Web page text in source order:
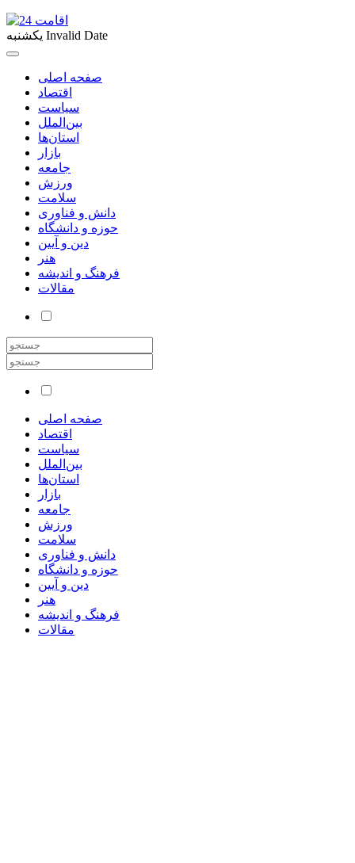
یکشنبه Invalid Date
صفحه اصلی
اقتصاد
سیاست
بین‌الملل
استان‌ها
بازار
جامعه
ورزش
سلامت
دانش و فناوری
حوزه و دانشگاه
دین و آیین
هنر
فرهنگ و اندیشه
مقالات
صفحه اصلی
اقتصاد
سیاست
بین‌الملل
استان‌ها
بازار
جامعه
ورزش
سلامت
دانش و فناوری
حوزه و دانشگاه
دین و آیین
هنر
فرهنگ و اندیشه
مقالات